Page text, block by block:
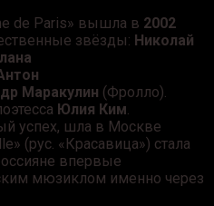
de Paris» вышла в 2002
звёзды: Николай
Маракулин (Фролло).
Юлия Ким.
успех, шла в Москве
(рус. «Красавица») стала
впервые
мюзиклом именно через